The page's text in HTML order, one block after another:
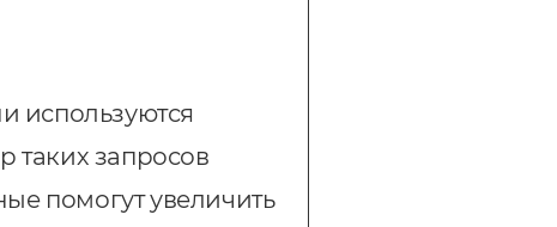
используются
таких запросов
помогут увеличить